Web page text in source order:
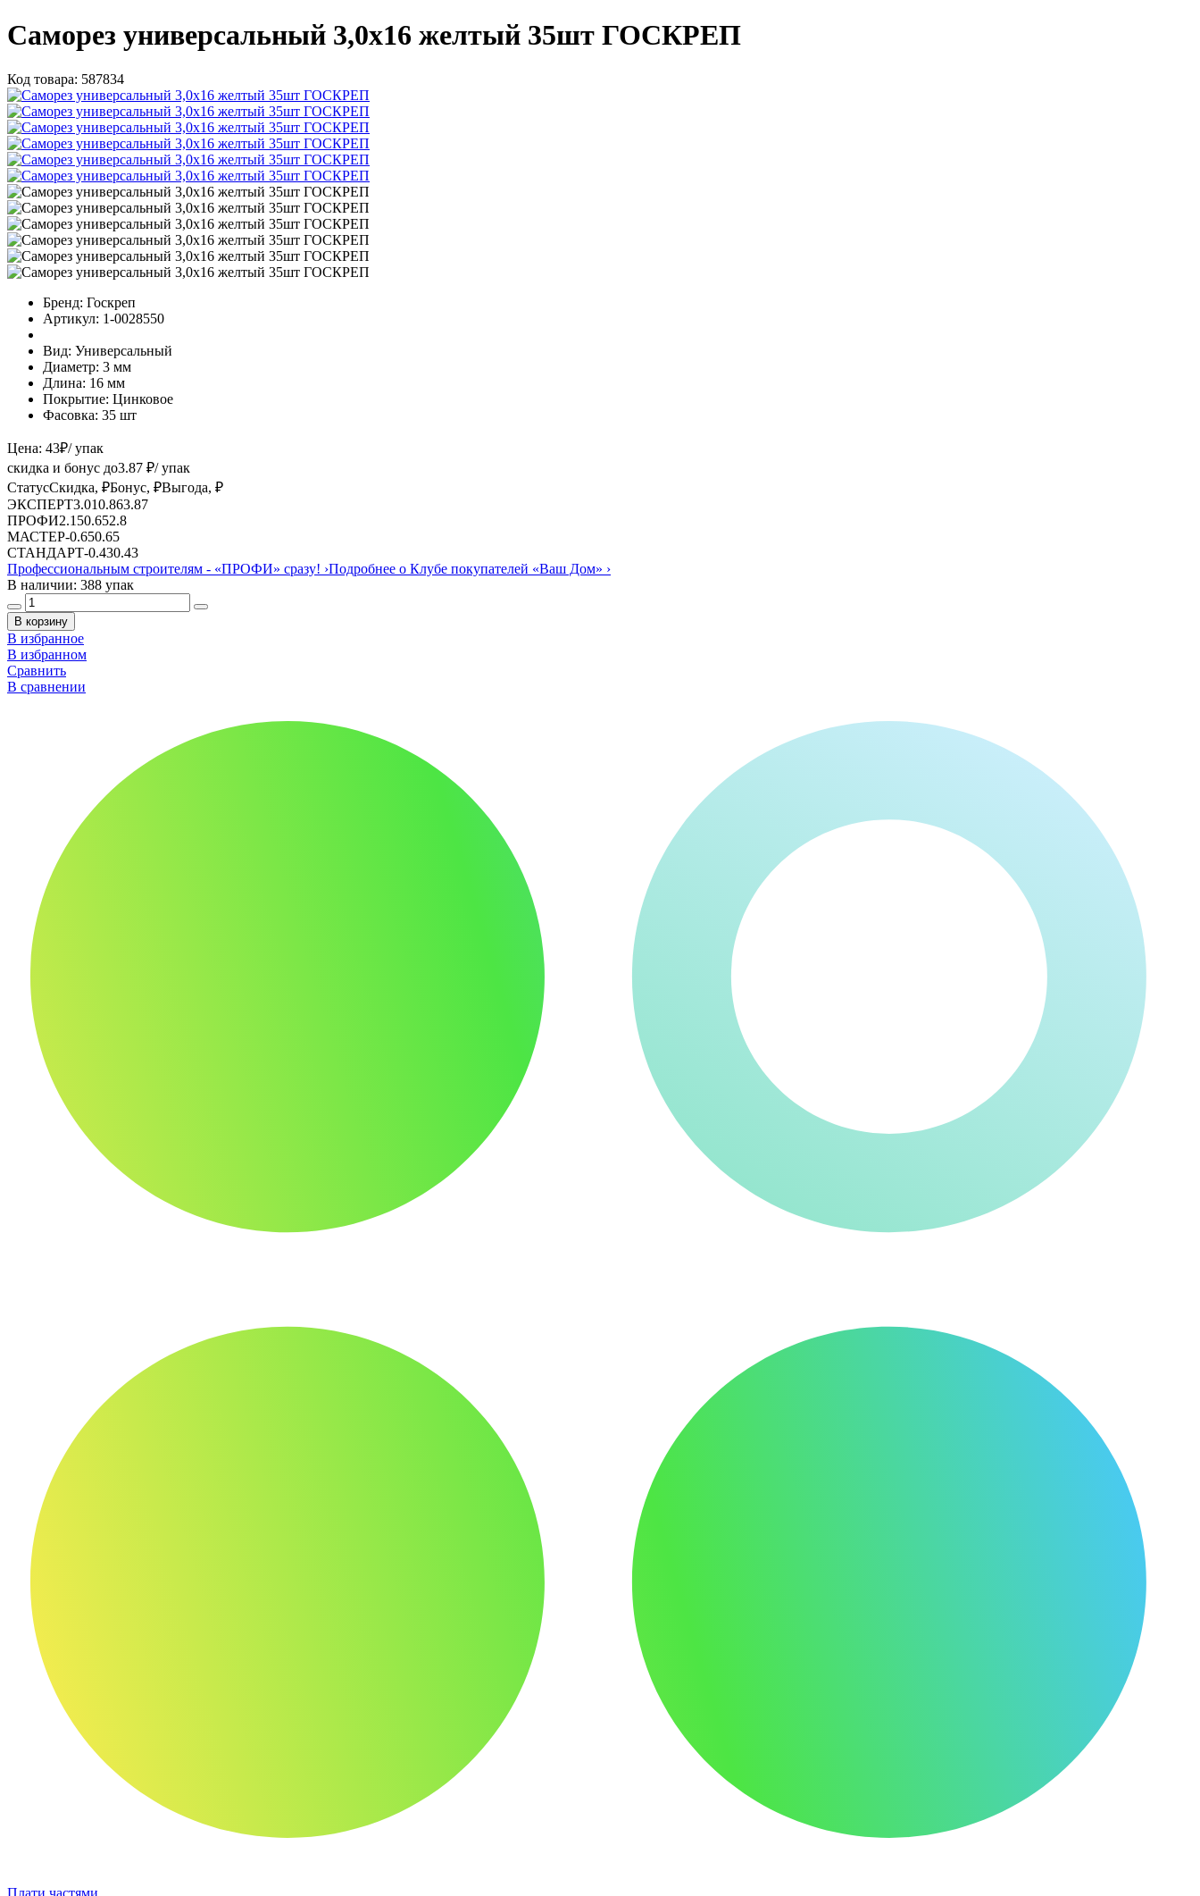
Саморез универсальный 3,0х16 желтый 35шт ГОСКРЕП
Код товара: 587834
Бренд: Госкреп
Артикул: 1-0028550
Вид: Универсальный
Диаметр: 3 мм
Длина: 16 мм
Покрытие: Цинковое
Фасовка: 35 шт
Цена: 43₽/ упак
скидка и бонус до3.87 ₽/ упак
СтатусСкидка, ₽Бонус, ₽Выгода, ₽
ЭКСПЕРТ3.010.863.87
ПРОФИ2.150.652.8
МАСТЕР-0.650.65
СТАНДАРТ-0.430.43
Профессиональным строителям - «ПРОФИ» сразу! ›Подробнее о Клубе покупателей «Ваш Дом» ›
В наличии: 388 упак
В корзину
В избранное
В избранном
Сравнить
В сравнении
Плати частями